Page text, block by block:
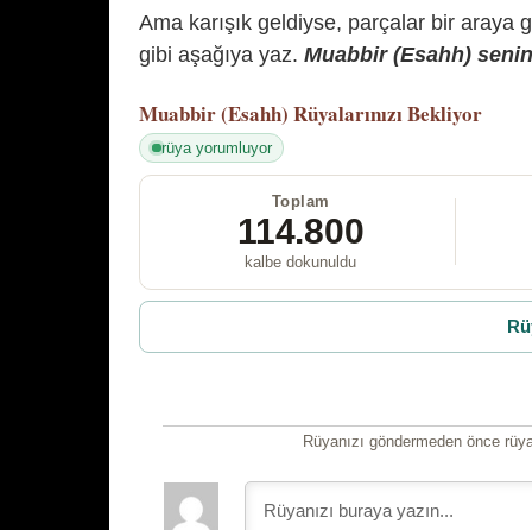
Ama karışık geldiyse, parçalar bir araya
gibi aşağıya yaz. Muabbir (Esahh)
Muabbir (Esahh) Rüyalarınızı Bekliyor
rüya yorumluyor
Toplam
114.800
kalbe dokunuldu
Rüyanızı göndermeden önce